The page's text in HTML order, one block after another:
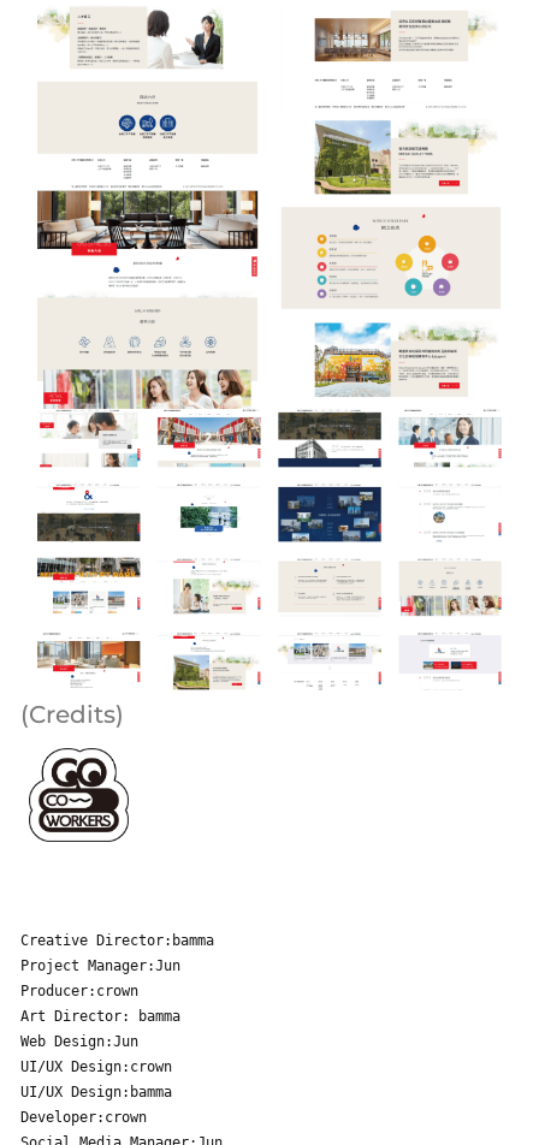
(Credits)
Creative Director:bamma
Project Manager:Jun
Producer:crown
Art Director: bamma
Web Design:Jun
UI/UX Design:crown
UI/UX Design:bamma
Developer:crown